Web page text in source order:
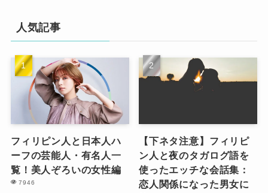
人気記事
フィリピン人と日本人ハ
ーフの芸能人・有名人一
覧！美人ぞろいの女性編
7946
【下ネタ注意】フィリピ
ン人と夜のタガログ語を
使ったエッチな会話集：
恋人関係になった男女に